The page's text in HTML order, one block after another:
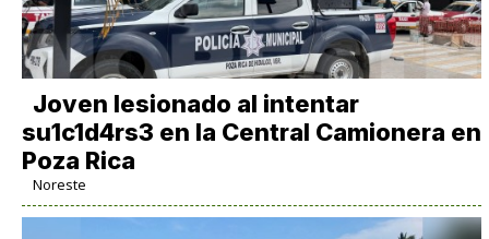
Joven lesionado al intentar
su1c1d4rs3 en la Central Camionera en
Poza Rica
Noreste